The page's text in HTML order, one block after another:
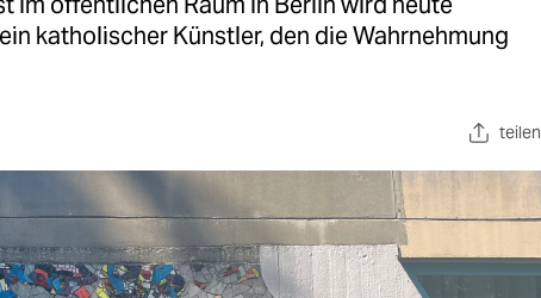
katholischer Künstler, den die Wahrnehmung
teilen